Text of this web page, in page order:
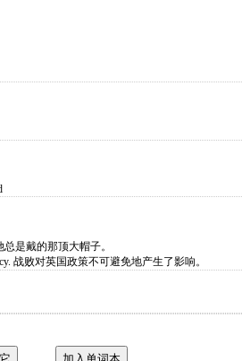
总是戴的那顶大帽子。
战败对英国政策不可避免地产生了影响。